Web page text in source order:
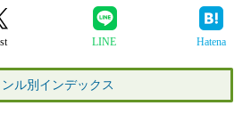
LINE Hatena
ル別インデックス